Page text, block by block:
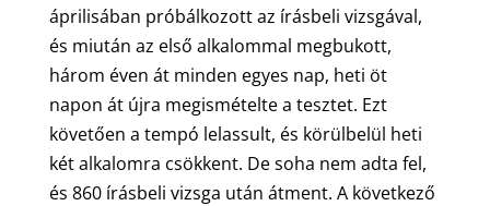
áprilisában próbálkozott az írásbeli vizsgával,
és miután az első alkalommal megbukott,
három éven át minden egyes nap, heti öt
napon át újra megismételte a tesztet. Ezt
követően a tempó lelassult, és körülbelül heti
két alkalomra csökkent. De soha nem adta fel,
és 860 írásbeli vizsga után átment. A következő